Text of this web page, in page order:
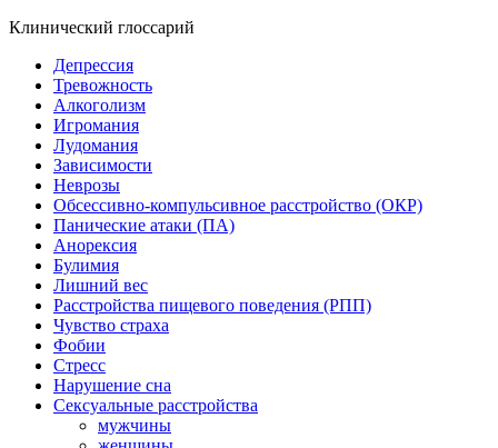
Клинический глоссарий
Депрессия
Тревожность
Алкоголизм
Игромания
Лудомания
Зависимости
Неврозы
Обсессивно-компульсивное расстройство (ОКР)
Панические атаки (ПА)
Анорексия
Булимия
Лишний вес
Расстройства пищевого поведения (РПП)
Чувство страха
Фобии
Стресс
Нарушение сна
Сексуальные расстройства
мужчины